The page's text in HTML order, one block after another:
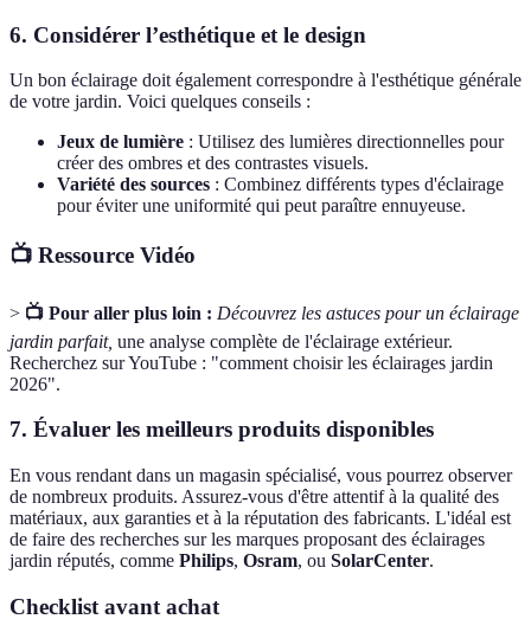
6. Considérer l’esthétique et le design
Un bon éclairage doit également correspondre à l'esthétique générale
de votre jardin. Voici quelques conseils :
Jeux de lumière : Utilisez des lumières directionnelles pour
créer des ombres et des contrastes visuels.
Variété des sources : Combinez différents types d'éclairage
pour éviter une uniformité qui peut paraître ennuyeuse.
📺 Ressource Vidéo
> 📺 Pour aller plus loin : Découvrez les astuces pour un éclairage
jardin parfait, une analyse complète de l'éclairage extérieur.
Recherchez sur YouTube : "comment choisir les éclairages jardin
2026".
7. Évaluer les meilleurs produits disponibles
En vous rendant dans un magasin spécialisé, vous pourrez observer
de nombreux produits. Assurez-vous d'être attentif à la qualité des
matériaux, aux garanties et à la réputation des fabricants. L'idéal est
de faire des recherches sur les marques proposant des éclairages
jardin réputés, comme Philips, Osram, ou SolarCenter.
Checklist avant achat